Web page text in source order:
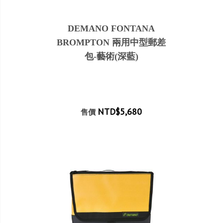
DEMANO FONTANA
BROMPTON 兩用中型郵差
包-藝術(深藍)
售價 NTD$5,680